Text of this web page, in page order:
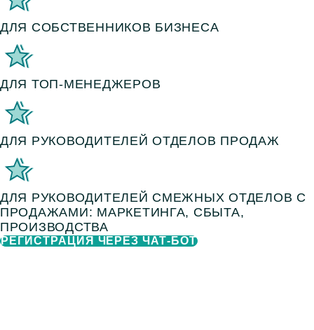
ДЛЯ СОБСТВЕННИКОВ БИЗНЕСА
ДЛЯ ТОП-МЕНЕДЖЕРОВ
ДЛЯ РУКОВОДИТЕЛЕЙ ОТДЕЛОВ ПРОДАЖ
ДЛЯ РУКОВОДИТЕЛЕЙ СМЕЖНЫХ ОТДЕЛОВ С
ПРОДАЖАМИ: МАРКЕТИНГА, СБЫТА,
ПРОИЗВОДСТВА
РЕГИСТРАЦИЯ ЧЕРЕЗ ЧАТ-БОТ